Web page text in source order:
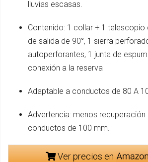
lluvias escasas.
Contenido: 1 collar + 1
de salida de 90°, 1 sierra
autoperforantes, 1 junta de
conexión a la reserva
Adaptable a conductos de 80 A
Advertencia: menos recuperación
conductos de 100 mm.
Ver precios en